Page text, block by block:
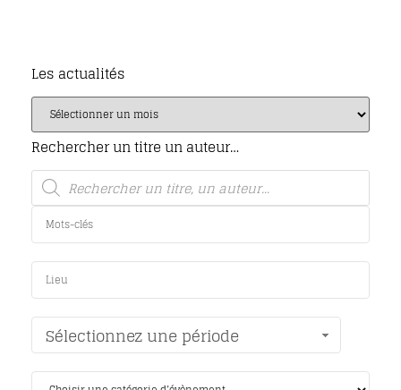
Les actualités
Rechercher un titre un auteur…
Sélectionnez une période